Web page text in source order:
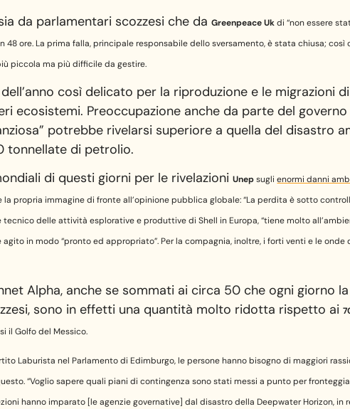
da parlamentari scozzesi che daGreenpeace Ukdi “non essere
ore. La prima falla, principale responsabile dello sversamento, è stata chiusa; così
piccola ma più difficile da gestire.
così delicato per la riproduzione e le migrazioni
ecosistemi. Preoccupazione anche da parte del governo
potrebbe rivelarsi superiore a quella del disastro
tonnellate di petrolio.
di questi giorni per le rivelazioniUnepsuglienormi danni
la propria immagine di fronte all’opinione pubblica globale: “La perdita è sotto
tecnico delle attività esplorative e produttive di Shell in Europa, “tiene molto
in modo “pronto ed appropriato”. Per la compagnia, inoltre, i forti venti e le onde
Alpha, anche se sommati ai circa 50 che ogni giorno
sono in effetti una quantità molto ridotta rispetto ai
il Golfo del Messico.
Laburista nel Parlamento di Edimburgo, le persone hanno bisogno di maggiori
“Voglio sapere quali piani di contingenza sono stati messi a punto per
hanno imparato [le agenzie governative] dal disastro della Deepwater Horizon, in